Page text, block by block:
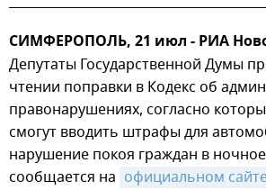
СИМФЕРОПОЛЬ, 21 июл - РИА
Депутаты Государственной Думы
чтении поправки в Кодекс об
правонарушениях, согласно
смогут вводить штрафы для
нарушение покоя граждан в
сообщается на официальном